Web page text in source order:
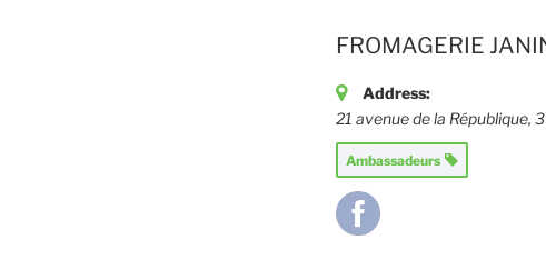
FROMAGERIE
Address:
21 avenue de la République,
Ambassadeurs